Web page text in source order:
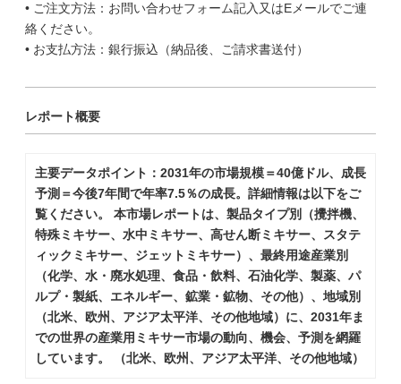
• ご注文方法：お問い合わせフォーム記入又はEメールでご連
絡ください。
• お支払方法：銀行振込（納品後、ご請求書送付）
レポート概要
主要データポイント：2031年の市場規模＝40億ドル、成長
予測＝今後7年間で年率7.5％の成長。詳細情報は以下をご
覧ください。 本市場レポートは、製品タイプ別（攪拌機、
特殊ミキサー、水中ミキサー、高せん断ミキサー、スタテ
ィックミキサー、ジェットミキサー）、最終用途産業別
（化学、水・廃水処理、食品・飲料、石油化学、製薬、パ
ルプ・製紙、エネルギー、鉱業・鉱物、その他）、地域別
（北米、欧州、アジア太平洋、その他地域）に、2031年ま
での世界の産業用ミキサー市場の動向、機会、予測を網羅
しています。 （北米、欧州、アジア太平洋、その他地域）